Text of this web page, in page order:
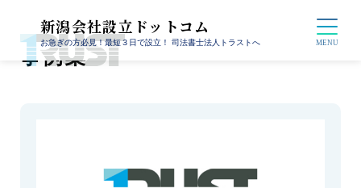
新潟会社設立ドットコム
お急ぎの方必見！最短３日で設立！ 司法書士法人トラストへ
事例集